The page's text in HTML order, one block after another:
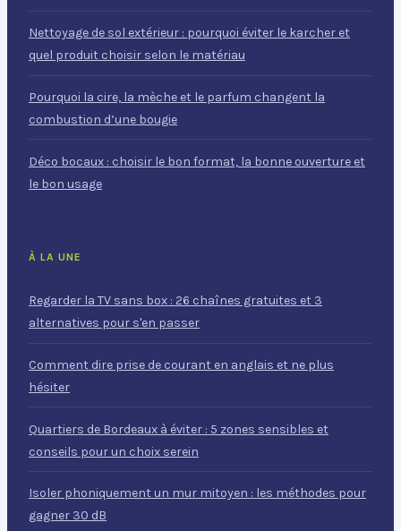
Nettoyage de sol extérieur : pourquoi éviter le karcher et
quel produit choisir selon le matériau
Pourquoi la cire, la mèche et le parfum changent la
combustion d’une bougie
Déco bocaux : choisir le bon format, la bonne ouverture et
le bon usage
À LA UNE
Regarder la TV sans box : 26 chaînes gratuites et 3
alternatives pour s'en passer
Comment dire prise de courant en anglais et ne plus
hésiter
Quartiers de Bordeaux à éviter : 5 zones sensibles et
conseils pour un choix serein
Isoler phoniquement un mur mitoyen : les méthodes pour
gagner 30 dB